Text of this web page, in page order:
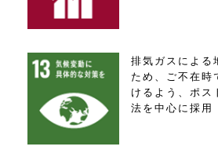
排気ガスによる
ため、ご不在時
けるよう、ポス
法を中心に採用